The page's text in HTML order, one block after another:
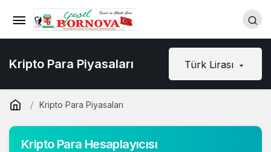
Kripto Para Piyasaları Türk Lirası
Kripto Para Piyasaları
Kripto Para Hesaplayıcısı